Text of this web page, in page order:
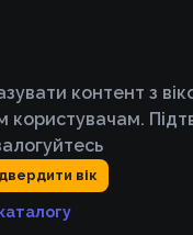
контент з
вік